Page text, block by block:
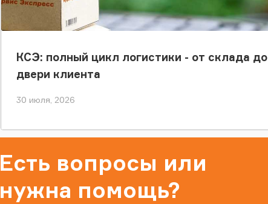
КСЭ: полный цикл логистики - от склада до
двери клиента
30 июля, 2026
Есть вопросы или
нужна помощь?